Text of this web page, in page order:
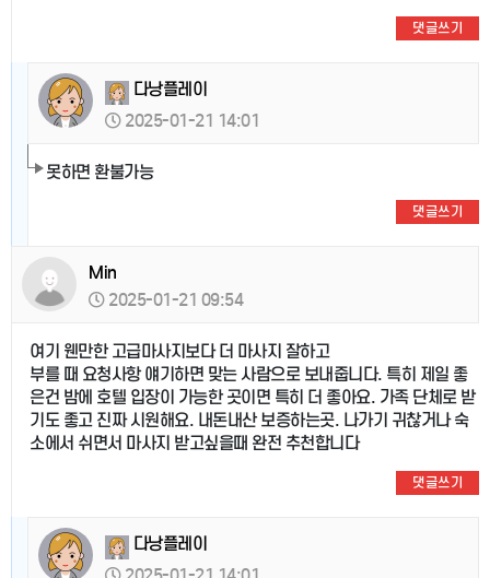
댓글쓰기
다낭플레이
2025-01-21 14:01
못하면 환불가능
댓글쓰기
Min
2025-01-21 09:54
여기 웬만한 고급마사지보다 더 마사지 잘하고
부를 때 요청사항 얘기하면 맞는 사람으로 보내줍니다. 특히 제일 좋
은건 밤에 호텔 입장이 가능한 곳이면 특히 더 좋아요. 가족 단체로 받
기도 좋고 진짜 시원해요. 내돈내산 보증하는곳. 나가기 귀찮거나 숙
소에서 쉬면서 마사지 받고싶을때 완전 추천합니다
댓글쓰기
다낭플레이